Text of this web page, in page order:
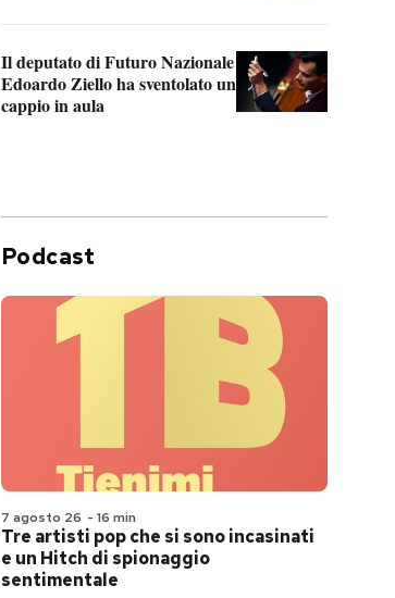
Il deputato di Futuro Nazionale
Edoardo Ziello ha sventolato un
cappio in aula
Podcast
7 agosto 26 - 16 min
Tre artisti pop che si sono incasinati
e un Hitch di spionaggio
sentimentale